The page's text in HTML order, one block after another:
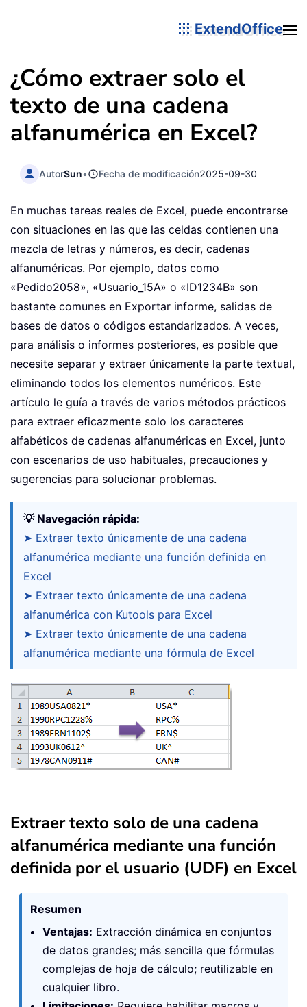
ExtendOffice
¿Cómo extraer solo el
texto de una cadena
alfanumérica en Excel?
AutorSun• Fecha de modificación2025-09-30
En muchas tareas reales de Excel, puede encontrarse
con situaciones en las que las celdas contienen una
mezcla de letras y números, es decir, cadenas
alfanuméricas. Por ejemplo, datos como
«Pedido2058», «Usuario_15A» o «ID1234B» son
bastante comunes en Exportar informe, salidas de
bases de datos o códigos estandarizados. A veces,
para análisis o informes posteriores, es posible que
necesite separar y extraer únicamente la parte textual,
eliminando todos los elementos numéricos. Este
artículo le guía a través de varios métodos prácticos
para extraer eficazmente solo los caracteres
alfabéticos de cadenas alfanuméricas en Excel, junto
con escenarios de uso habituales, precauciones y
sugerencias para solucionar problemas.
💡 Navegación rápida:
➤ Extraer texto únicamente de una cadena
alfanumérica mediante una función definida en
Excel
➤ Extraer texto únicamente de una cadena
alfanumérica con Kutools para Excel
➤ Extraer texto únicamente de una cadena
alfanumérica mediante una fórmula de Excel
Extraer texto solo de una cadena
alfanumérica mediante una función
definida por el usuario (UDF) en Excel
Resumen
Ventajas: Extracción dinámica en conjuntos
de datos grandes; más sencilla que fórmulas
complejas de hoja de cálculo; reutilizable en
cualquier libro.